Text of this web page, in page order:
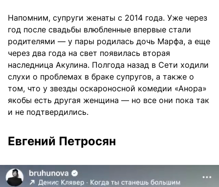
Напомним, супруги женаты с 2014 года. Уже через
год после свадьбы влюбленные впервые стали
родителями — у пары родилась дочь Марфа, а еще
через два года на свет появилась вторая
наследница Акулина. Полгода назад в Сети ходили
слухи о проблемах в браке супругов, а также о
том, что у звезды оскароносной комедии «Анора»
якобы есть другая женщина — но все они пока так
и не подтвердились.
Евгений Петросян